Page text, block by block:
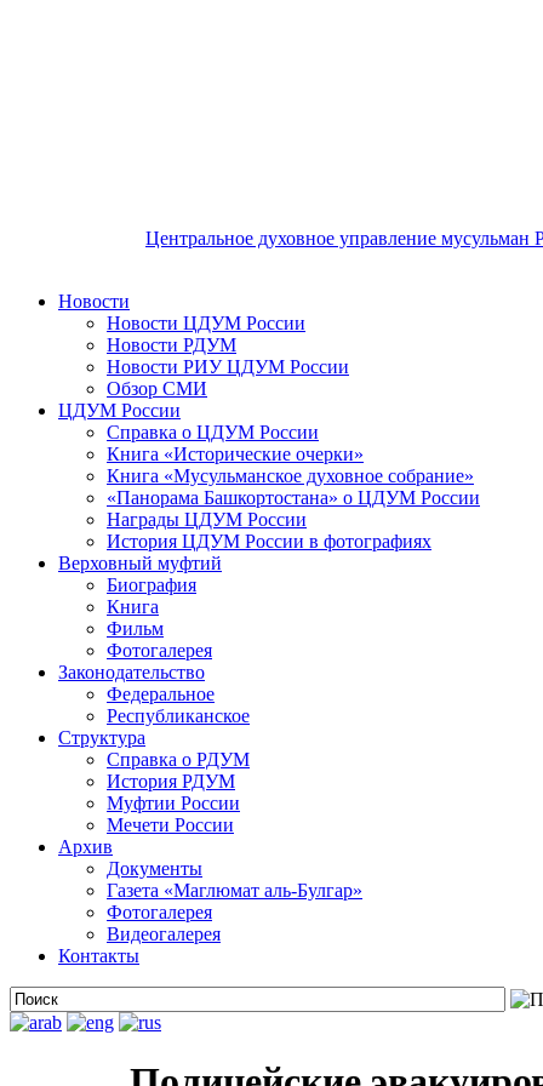
Центральное духовное управление мусульман
Новости
Новости ЦДУМ России
Новости РДУМ
Новости РИУ ЦДУМ России
Обзор СМИ
ЦДУМ России
Справка о ЦДУМ России
Книга «Исторические очерки»
Книга «Мусульманское духовное собрание»
«Панорама Башкортостана» о ЦДУМ России
Награды ЦДУМ России
История ЦДУМ России в фотографиях
Верховный муфтий
Биография
Книга
Фильм
Фотогалерея
Законодательство
Федеральное
Республиканское
Структура
Справка о РДУМ
История РДУМ
Муфтии России
Мечети России
Архив
Документы
Газета «Маглюмат аль-Булгар»
Фотогалерея
Видеогалерея
Контакты